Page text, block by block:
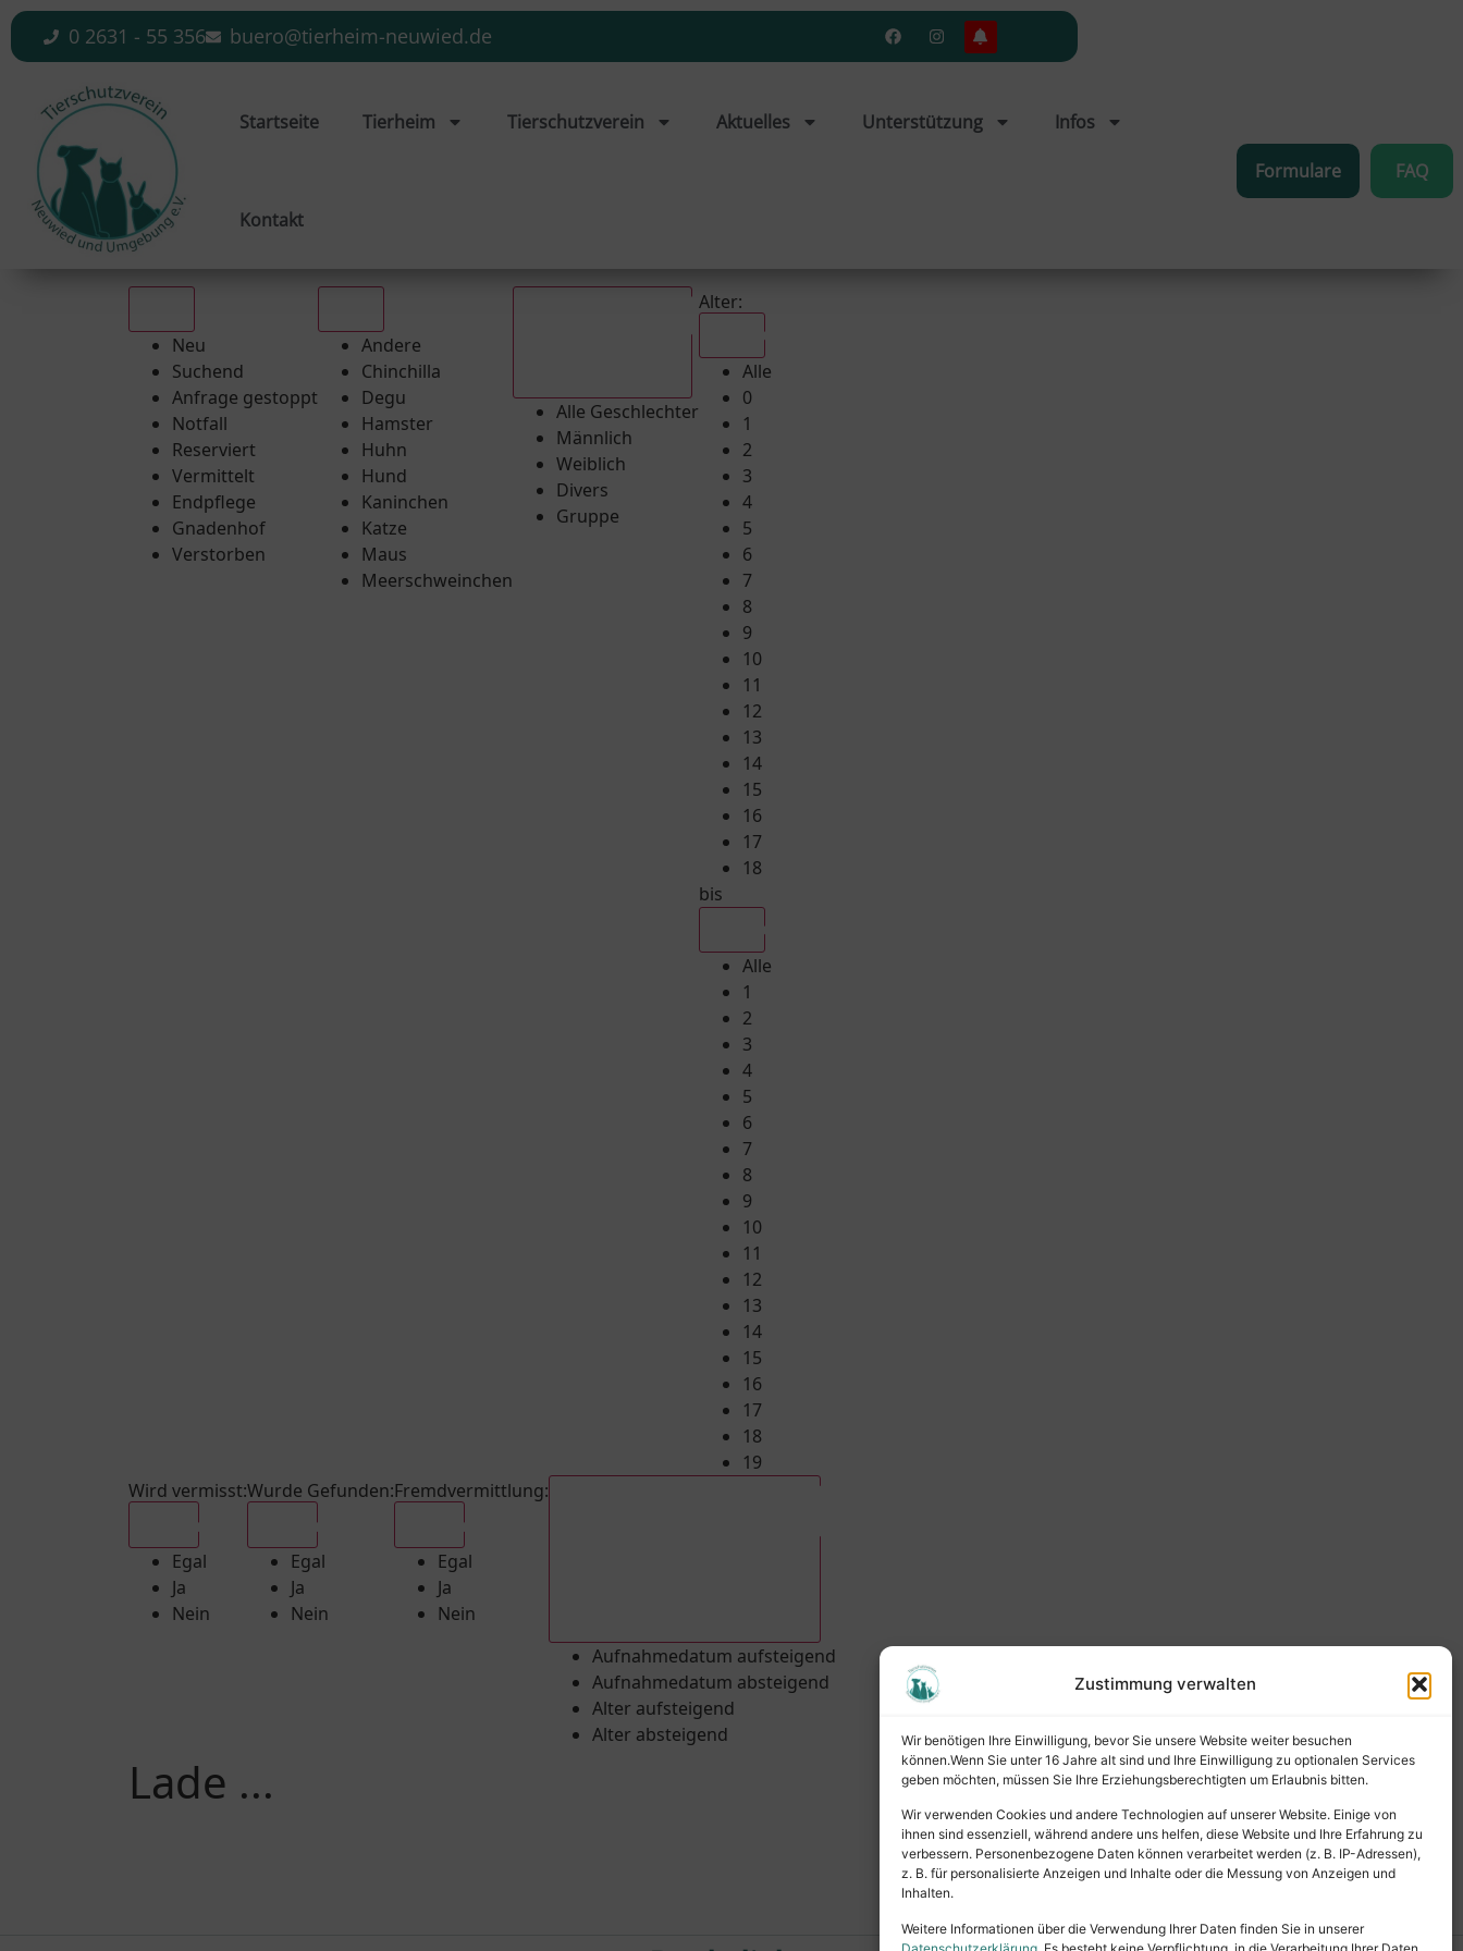
Zustimmung verwalten
Wir benötigen Ihre Einwilligung, bevor Sie unsere Website weiter besuchen
können.Wenn Sie unter 16 Jahre alt sind und Ihre Einwilligung zu optionalen Services
geben möchten, müssen Sie Ihre Erziehungsberechtigten um Erlaubnis bitten.
Wir verwenden Cookies und andere Technologien auf unserer Website. Einige von
ihnen sind essenziell, während andere uns helfen, diese Website und Ihre Erfahrung zu
verbessern. Personenbezogene Daten können verarbeitet werden (z. B. IP-Adressen),
z. B. für personalisierte Anzeigen und Inhalte oder die Messung von Anzeigen und
Inhalten.
Weitere Informationen über die Verwendung Ihrer Daten finden Sie in unserer
0 2631 - 55 356 buero@tierheim-neuwied.de
Startseite Tierheim Tierschutzverein Aktuelles Unterstützung Infos
Kontakt
Formulare FAQ
Neu
Suchend
Anfrage gestoppt
Notfall
Reserviert
Vermittelt
Endpflege
Gnadenhof
Verstorben
Andere
Chinchilla
Degu
Hamster
Huhn
Hund
Kaninchen
Katze
Maus
Meerschweinchen
Alle Geschlechter
Männlich
Weiblich
Divers
Gruppe
Alter:
Alle
0
1
2
3
4
5
6
7
8
9
10
11
12
13
14
15
16
17
18
bis
Alle
1
2
3
4
5
6
7
8
9
10
11
12
13
14
15
16
17
18
19
Wird vermisst:
Egal
Ja
Nein
Wurde Gefunden:
Egal
Ja
Nein
Fremdvermittlung:
Egal
Ja
Nein
Aufnahmedatum aufsteigend
Aufnahmedatum absteigend
Alter aufsteigend
Alter absteigend
Lade ...